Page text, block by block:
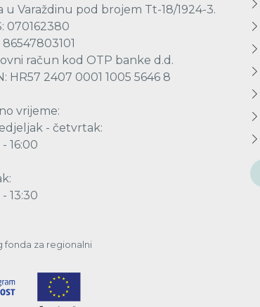
u Varaždinu pod brojem Tt-18/1924-3.
070162380
86547803101
račun kod OTP banke d.d.
HR57 2407 0001 1005 5646 8
vrijeme:
- četvrtak:
16:00
13:30
fonda za regionalni